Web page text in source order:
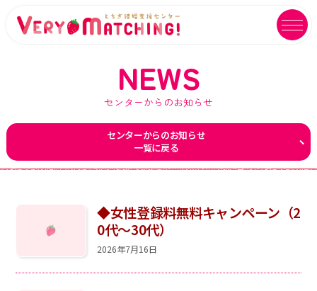
マッチング会員ログイン イベントユーザーログイン
マッチング
ご成婚カップルメッセージ
イベント
NEWS
センターからのお知らせ
センターからのお知らせ
一覧に戻る
◆女性登録料無料キャンペーン（2
0代～30代）
2026年7月16日